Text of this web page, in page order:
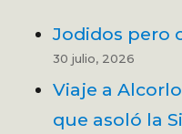
Jodidos pero
30 julio, 2026
Viaje a
que asoló la